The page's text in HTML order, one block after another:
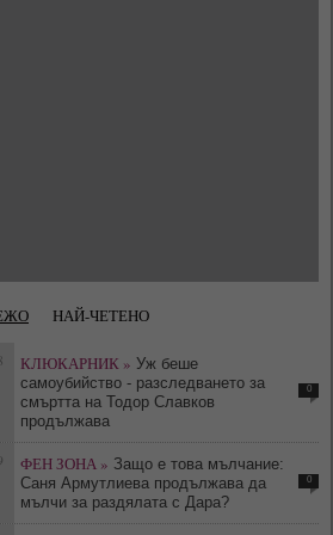
НАЙ-ЧЕТЕНО
КЛЮКАРНИК » Уж беше
самоубийство - разследването за
смъртта на Тодор Славков
продължава
0
ФЕН ЗОНА » Защо е това мълчание:
Саня Армутлиева продължава да
мълчи за раздялата с Дара?
0